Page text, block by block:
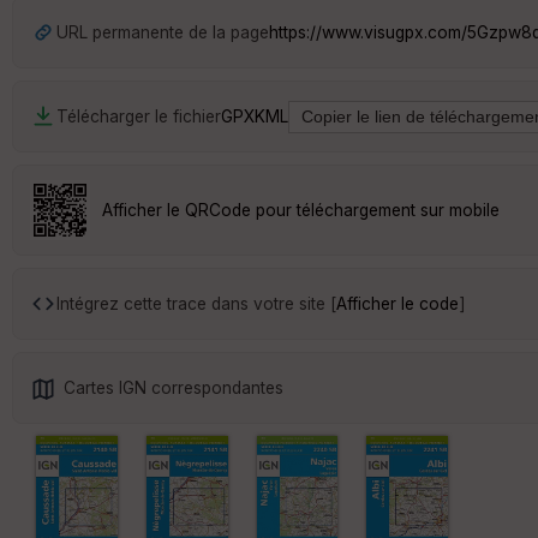
URL permanente de la pagehttps://www.visugpx.com/
Télécharger le fichierGPXKML
Afficher le QRCode pour téléchargement sur mobile
Intégrez cette trace dans votre site [Afficher le code]
Cartes IGN correspondantes